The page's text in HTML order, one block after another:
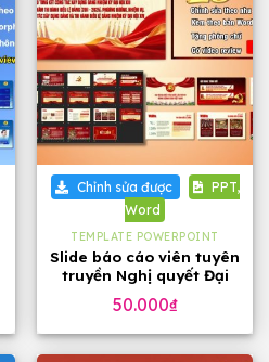
Chỉnh sửa được
PPT,
Word
TEMPLATE POWERPOINT
Slide báo cáo viên tuyên
truyền Nghị quyết Đại
trang
50.000₫